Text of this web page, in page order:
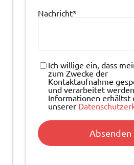
Nachricht*
Ich willige ein, dass
zum Zwecke der
Kontaktaufnahme
und verarbeitet
Informationen erhältst
unserer